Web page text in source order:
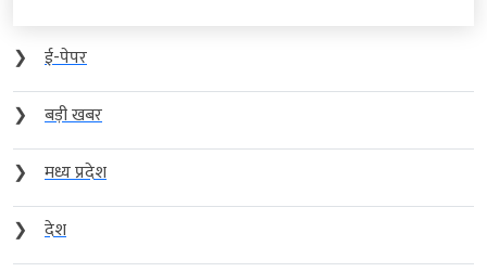
❯
ई-पेपर
❯
बड़ी खबर
❯
मध्य प्रदेश
❯
देश